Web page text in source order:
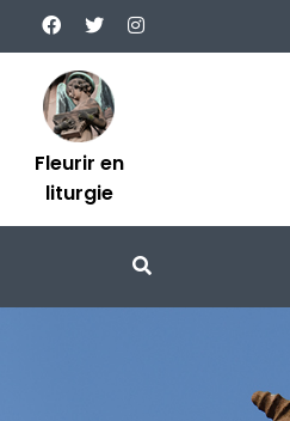
Fleurir en
liturgie